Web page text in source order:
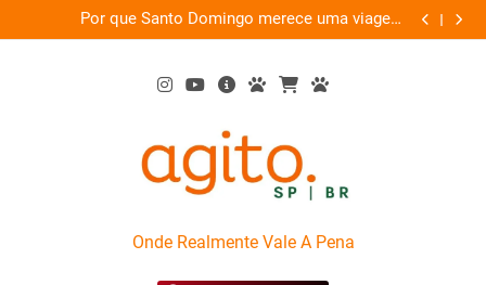
to
Por que Santo Domingo merece uma viagem
exclusiva
AgitoSP
Onde Realmente Vale A Pena